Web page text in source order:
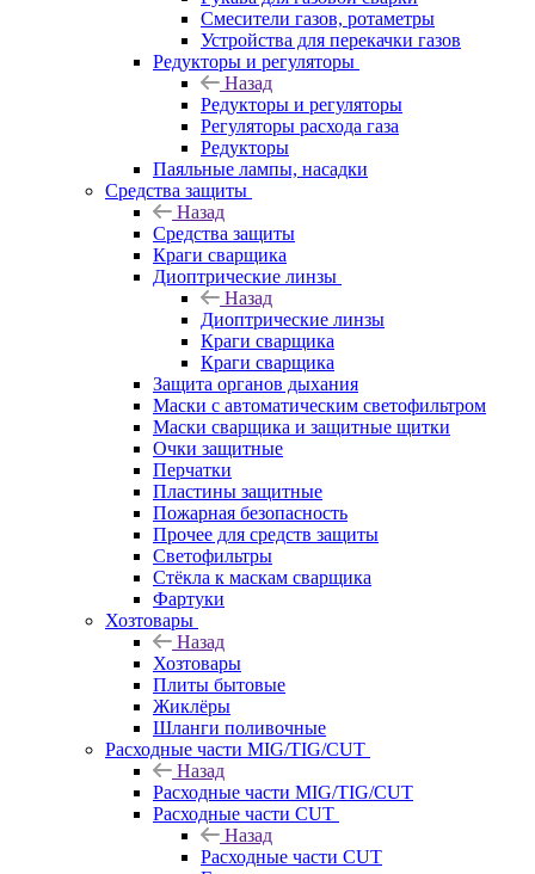
Смесители газов, ротаметры
Устройства для перекачки газов
Редукторы и регуляторы
Назад
Редукторы и регуляторы
Регуляторы расхода газа
Редукторы
Паяльные лампы, насадки
Средства защиты
Назад
Средства защиты
Краги сварщика
Диоптрические линзы
Назад
Диоптрические линзы
Краги сварщика
Краги сварщика
Защита органов дыхания
Маски с автоматическим светофильтром
Маски сварщика и защитные щитки
Очки защитные
Перчатки
Пластины защитные
Пожарная безопасность
Прочее для средств защиты
Светофильтры
Стёкла к маскам сварщика
Фартуки
Хозтовары
Назад
Хозтовары
Плиты бытовые
Жиклёры
Шланги поливочные
Расходные части MIG/TIG/CUT
Назад
Расходные части MIG/TIG/CUT
Расходные части CUT
Назад
Расходные части CUT